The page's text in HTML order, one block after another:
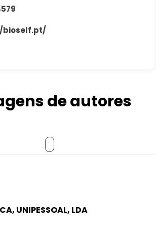
bioself.pt/
de autores
UNIPESSOAL, LDA